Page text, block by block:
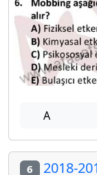
A
6 2018-